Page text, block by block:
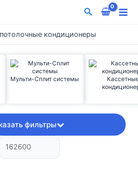
Поиск
кондиционеры
Мульти-Сплит системы
фильтры